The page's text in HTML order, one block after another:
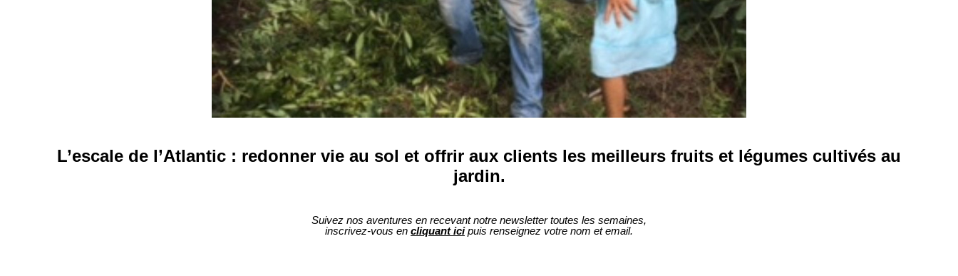
L’escale de l’Atlantic : redonner vie au sol et offrir aux clients les meilleurs fruits et légumes cultivés au
jardin.
Suivez nos aventures en recevant notre newsletter toutes les semaines,
inscrivez-vous en cliquant icipuis renseignez votre nom et email.